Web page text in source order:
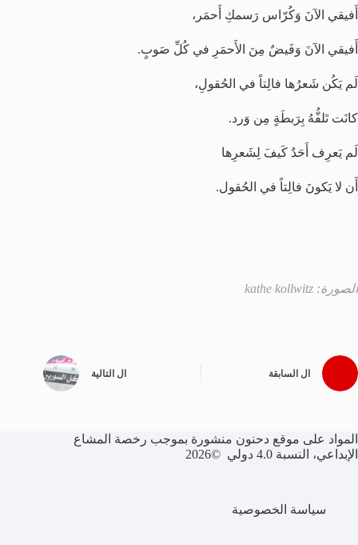
أَفيقي الآنَ وَكُرّاس رَسمكِ أَحمَر،
أَفيقي الآنَ وَفَيضٌ مِنَ الأَحمَرِ في كُلِّ صَوبٍ.
لَم يَكُن شَعرُها فالِتاً في الحُقولِ،
كانَت تَلفُّهُ بِرَبطَةٍ مِن وَرد.
لَم يَعرِف أَحَدٌ كَيفَ لِشَعرِها
أَن لا يَكونَ فالِتاً في الحُقول.
الصورة: kathe kollwitz
ال السابقة ال التالية
المواد على موقع دحنون منشورة بموجب رخصة المشاع
الإبداعي، النسبة 4.0 دولي ©2026
سياسة الخصوصية